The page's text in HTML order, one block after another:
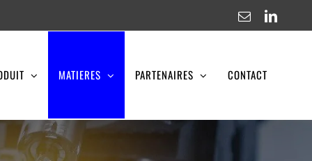
Email
MATIERES PARTENAIRES CONTACT